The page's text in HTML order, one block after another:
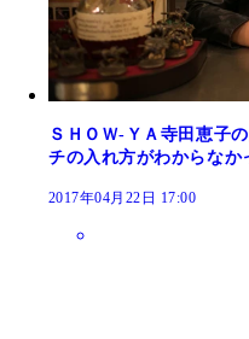
ＳＨＯＷ‐ＹＡ寺田恵子
チの入れ方がわからなか
2017年04月22日 17:00